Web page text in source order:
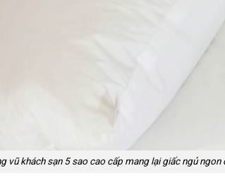
vũ khách sạn 5 sao cao cấp mang lại giấc ngủ ngon